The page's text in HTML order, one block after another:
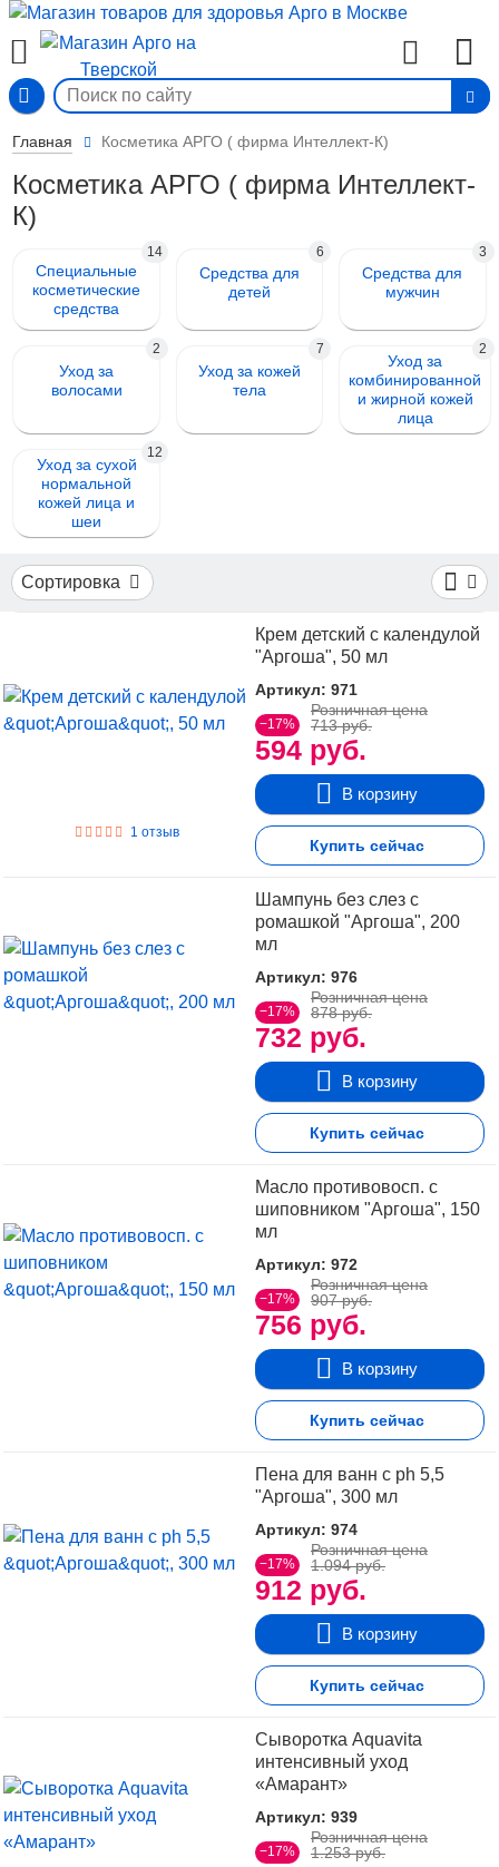
Главная Косметика АРГО ( фирма Интеллект-К)
Косметика АРГО ( фирма Интеллект-
К)
Специальные
косметические
средства
14
Средства для
детей
6
Средства для
мужчин
3
Уход за
волосами
2
Уход за кожей
тела
7
Уход за
комбинированной
и жирной кожей
лица
2
Уход за сухой
нормальной
кожей лица и
шеи
12
Сортировка
1 отзыв
Крем детский с календулой
"Аргоша", 50 мл
Артикул: 971
−17%
594 руб.
Розничная цена
713 руб.
В корзину
Купить сейчас
Шампунь без слез с
ромашкой "Аргоша", 200
мл
Артикул: 976
−17%
732 руб.
Розничная цена
878 руб.
В корзину
Купить сейчас
Масло противовосп. с
шиповником "Аргоша", 150
мл
Артикул: 972
−17%
756 руб.
Розничная цена
907 руб.
В корзину
Купить сейчас
Пена для ванн с ph 5,5
"Аргоша", 300 мл
Артикул: 974
−17%
912 руб.
Розничная цена
1.094 руб.
В корзину
Купить сейчас
Сыворотка Aquavita
интенсивный уход
«Амарант»
Артикул: 939
−17%
Розничная цена
1.253 руб.